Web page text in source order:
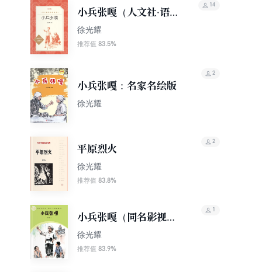
国儿童文艺评奖小说一等奖和鲁迅文学奖等荣誉。
小兵张嘎（人文社·语文
阅读推荐丛书）
徐光耀
推荐值 83.5%
14
小兵张嘎：名家名绘版
徐光耀
2
平原烈火
徐光耀
推荐值 83.8%
2
小兵张嘎（同名影视原
著）
徐光耀
推荐值 83.9%
1